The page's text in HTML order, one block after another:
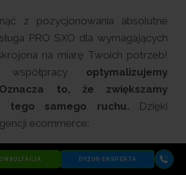
z pozycjonowania absolutne
PRO SXO dla wymagających
na miarę Twoich potrzeb!
optymalizujemy
to, że zwiększamy
tego samego ruchu. Dzięki
ecommerce:
przychody i zwiększysz liczbę
DYŻUR EKSPERTA